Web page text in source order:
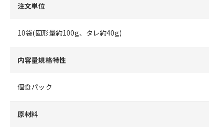
注文単位
10袋(固形量約100g、タレ約40g)
内容量規格特性
個食パック
原材料